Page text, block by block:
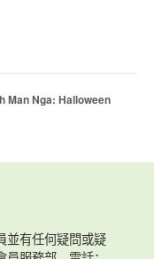
Man Nga: Halloween
並有任何疑問或疑